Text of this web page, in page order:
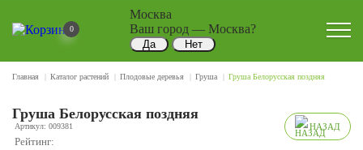
0
Москва
Ваш город — Москва?
Главная Каталог растений Плодовые деревья Груша Груша Белорусская поздняя
Груша Белорусская поздняя
Артикул: 009381
Рейтинг:
НАЗАД